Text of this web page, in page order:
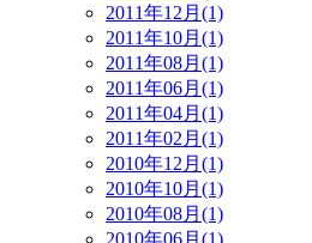
2011年12月(1)
2011年10月(1)
2011年08月(1)
2011年06月(1)
2011年04月(1)
2011年02月(1)
2010年12月(1)
2010年10月(1)
2010年08月(1)
2010年06月(1)